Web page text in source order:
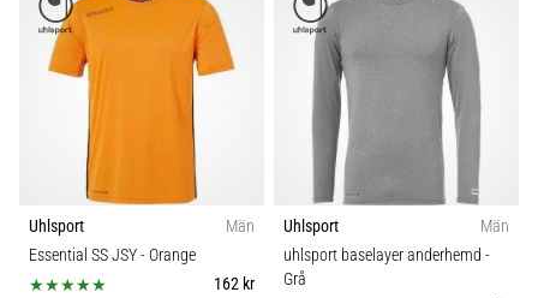
Uhlsport
Män
Essential SS JSY- Orange
162 kr
Uhlsport
Män
uhlsport baselayer anderhemd -
Grå